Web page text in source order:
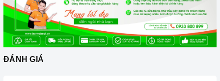
Cần chọn đáy nồi nhẵn và bằng phẳng, tránh những loại có
rãnh hoặc nồi đáy lõm.
Không sử dụng dụng cụ nấu ăn mỏng hoặc chất lượng thấp,
vì sẽ tạo ra rất nhiều tiếng ồn trong khi nấu, đồng thời dễ ảnh
hưởng không tốt đến bếp.
ĐÁNH GIÁ